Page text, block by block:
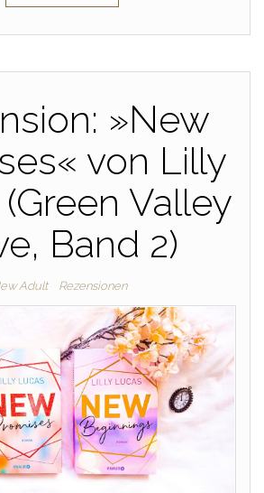
»New
von Lilly
Valley
Band 2)
Adult Rezensionen